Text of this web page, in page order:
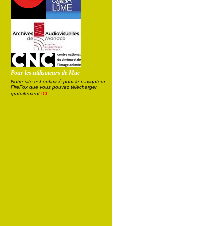
Pour les utilisateurs de Mac
Notre site est optimisé pour le navigateur
FireFox que vous pouvez télécharger
gratuitement ici